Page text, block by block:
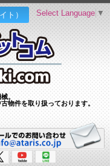
ト）
。
物件を取り扱っております。
Select Language ▼